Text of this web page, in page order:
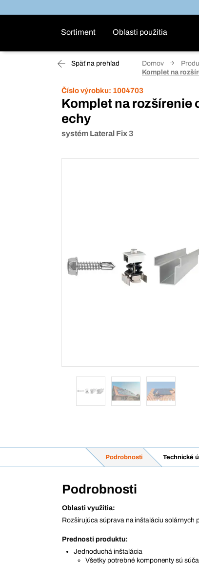
Sortiment Oblasti použitia
Späť na prehľad Domov
Komplet na
Číslo výrobku: 1004703
Komplet na rozšírenie
echy
systém Lateral Fix 3
Podrobnosti Technické
Podrobnosti
Oblasti využitia:
Rozširujúca súprava na inštaláciu solárnych
Prednosti produktu:
Jednoduchá inštalácia
Všetky potrebné komponenty sú